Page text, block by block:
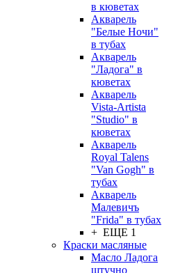
в кюветах
Акварель
"Белые Ночи"
в тубах
Акварель
"Ладога" в
кюветах
Акварель
Vista-Artista
"Studio" в
кюветах
Акварель
Royal Talens
"Van Gogh" в
тубах
Акварель
Малевичъ
"Frida" в тубах
+ ЕЩЕ 1
Краски масляные
Масло Ладога
штучно